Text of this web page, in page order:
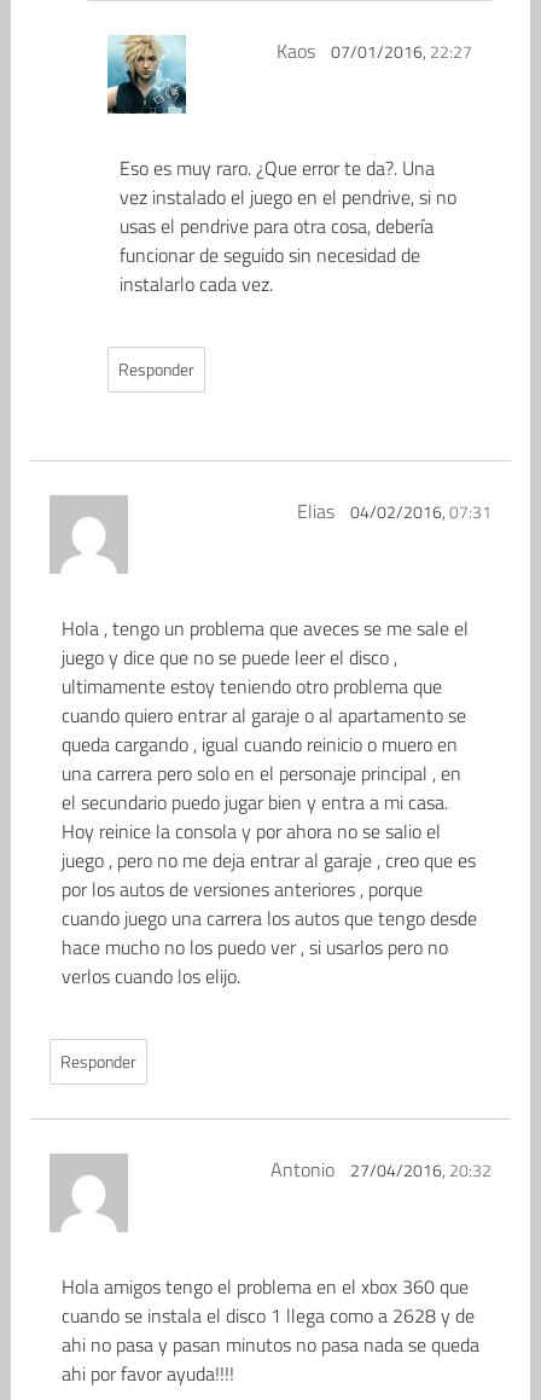
Kaos 07/01/2016, 22:27
Eso es muy raro. ¿Que error te da?. Una
vez instalado el juego en el pendrive, si no
usas el pendrive para otra cosa, debería
funcionar de seguido sin necesidad de
instalarlo cada vez.
Responder
Elias 04/02/2016,07:31
Hola , tengo un problema que aveces se me sale el
juego y dice que no se puede leer el disco ,
ultimamente estoy teniendo otro problema que
cuando quiero entrar al garaje o al apartamento se
queda cargando , igual cuando reinicio o muero en
una carrera pero solo en el personaje principal , en
el secundario puedo jugar bien y entra a mi casa.
Hoy reinice la consola y por ahora no se salio el
juego , pero no me deja entrar al garaje , creo que es
por los autos de versiones anteriores , porque
cuando juego una carrera los autos que tengo desde
hace mucho no los puedo ver , si usarlos pero no
verlos cuando los elijo.
Responder
Antonio 27/04/2016, 20:32
Hola amigos tengo el problema en el xbox 360 que
cuando se instala el disco 1 llega como a 2628 y de
ahi no pasa y pasan minutos no pasa nada se queda
ahi por favor ayuda!!!!